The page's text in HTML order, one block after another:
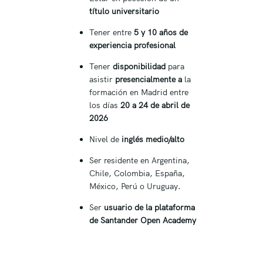
título universitario
Tener entre 5 y 10 años de
experiencia profesional
Tener disponibilidad para
asistir presencialmente a la
formación en Madrid entre
los días 20 a 24 de abril de
2026
Nivel de inglés medio/alto
Ser residente en Argentina,
Chile, Colombia, España,
México, Perú o Uruguay.
Ser usuario de la plataforma
de Santander Open Academy